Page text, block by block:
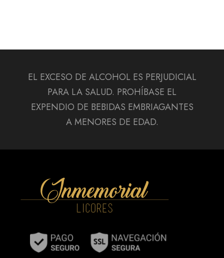
EL EXCESO DE ALCOHOL ES PERJUDICIAL
PARA LA SALUD. PROHÍBASE EL
EXPENDIO DE BEBIDAS EMBRIAGANTES
A MENORES DE EDAD.